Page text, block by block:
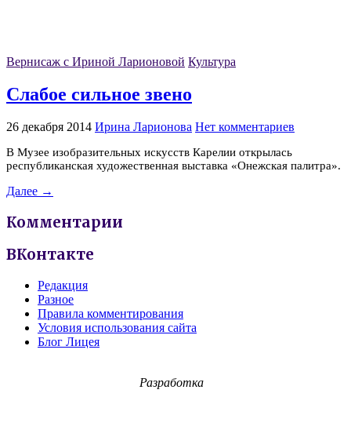
Вернисаж с Ириной Ларионовой Культура
Слабое сильное звено
26 декабря 2014 Ирина Ларионова Нет комментариев
В Музее изобразительных искусств Карелии открылась
республиканская художественная выставка «Онежская палитра».
Далее →
Комментарии
ВКонтакте
Редакция
Разное
Правила комментирования
Условия использования сайта
Блог Лицея
Разработка